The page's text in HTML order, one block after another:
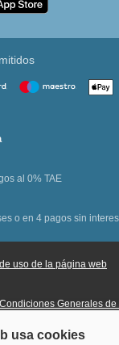
al 0% TAE
o en 4 pagos sin
uso de la página web
Condiciones Generales de